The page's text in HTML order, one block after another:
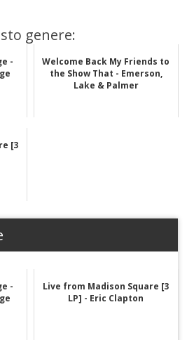
genere:
-
Welcome Back My Friends to
the Show That - Emerson,
Lake & Palmer
[3
-
Live from Madison Square [3
LP] - Eric Clapton